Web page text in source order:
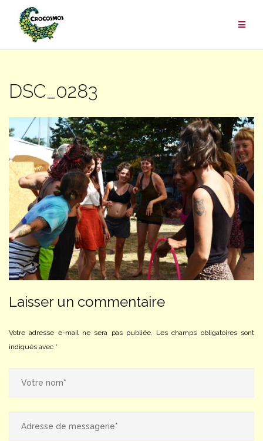
contenu
DSC_0283
Laisser un commentaire
Votre adresse e-mail ne sera pas publiée.
Les champs obligatoires sont
indiqués avec *